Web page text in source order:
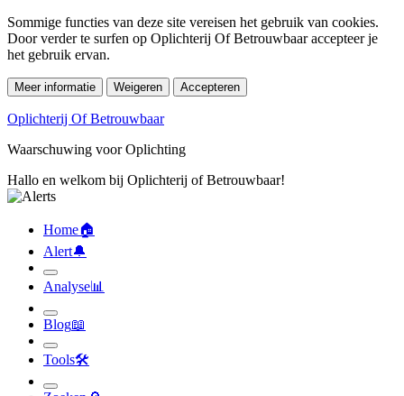
Sommige functies van deze site vereisen het gebruik van cookies.
Door verder te surfen op Oplichterij Of Betrouwbaar accepteer je
het gebruik ervan.
Meer informatie Weigeren Accepteren
Oplichterij Of Betrouwbaar
Waarschuwing voor Oplichting
Hallo en welkom bij Oplichterij of Betrouwbaar!
Home🏠︎
Alert🔔︎
Analyse📊︎
Blog📖︎
Tools🛠︎